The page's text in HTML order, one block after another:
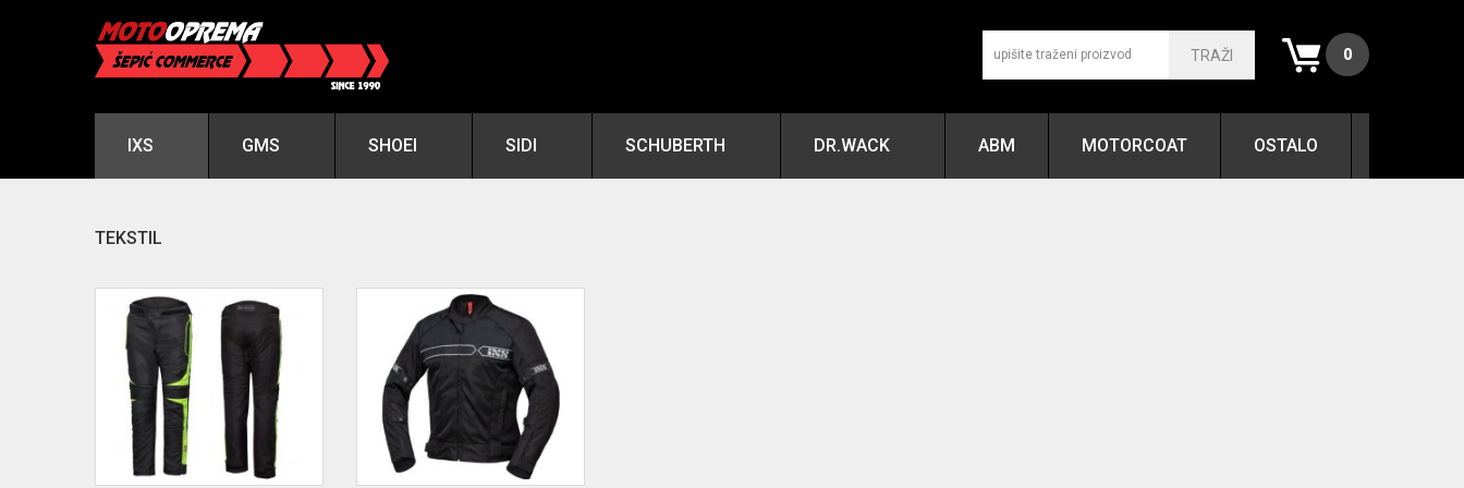
0
TRAŽI
IXS GMS SHOEI SIDI SCHUBERTH DR.WACK ABM MOTORCOAT OSTALO
TEKSTIL